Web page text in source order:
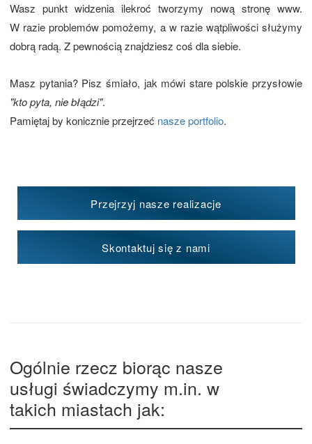
Wasz punkt widzenia ilekroć tworzymy nową stronę www.
W razie problemów pomożemy, a w razie wątpliwości służymy
dobrą radą. Z pewnością znajdziesz coś dla siebie.
Masz pytania? Pisz śmiało, jak mówi stare polskie przysłowie
"kto pyta, nie błądzi".
Pamiętaj by konicznie przejrzeć nasze portfolio.
Przejrzyj nasze realizacje
Skontaktuj się z nami
Ogólnie rzecz biorąc nasze
usługi świadczymy m.in. w
takich miastach jak: